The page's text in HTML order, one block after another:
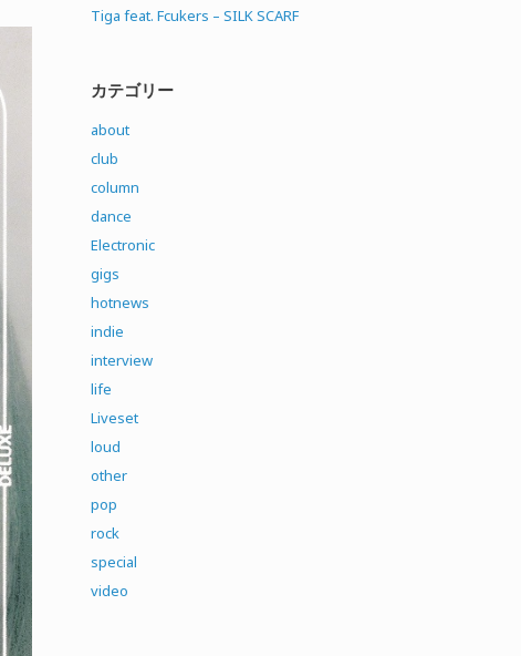
Tiga feat. Fcukers – SILK SCARF
カテゴリー
about
club
column
dance
Electronic
gigs
hotnews
indie
interview
life
Liveset
loud
other
pop
rock
special
video